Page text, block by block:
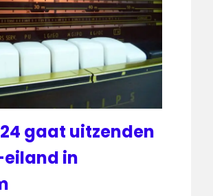
gaat uitzenden
eiland in